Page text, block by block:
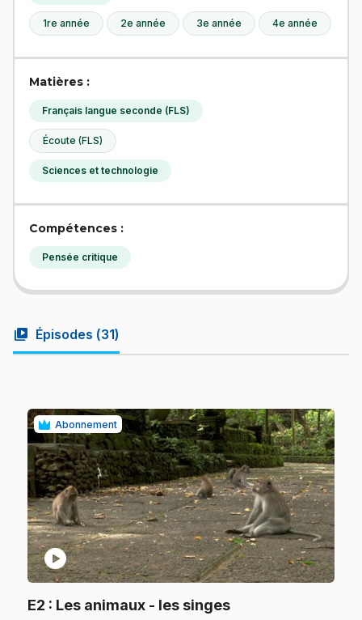
1re année 2e année 3e année 4e année
Matières :
Français langue seconde (FLS)
Écoute (FLS)
Sciences et technologie
Compétences :
Pensée critique
video_library Épisodes (31)
Abonnement
play_circle
E2 : Les animaux - les singes.